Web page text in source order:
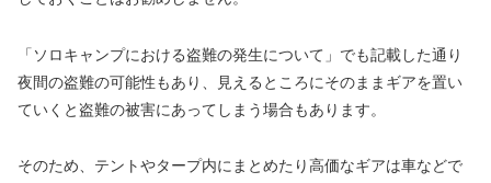
「ソロキャンプにおける盗難の発生について」でも記載した通り
夜間の盗難の可能性もあり、見えるところにそのままギアを置い
ていくと盗難の被害にあってしまう場合もあります。
そのため、テントやタープ内にまとめたり高価なギアは車などで